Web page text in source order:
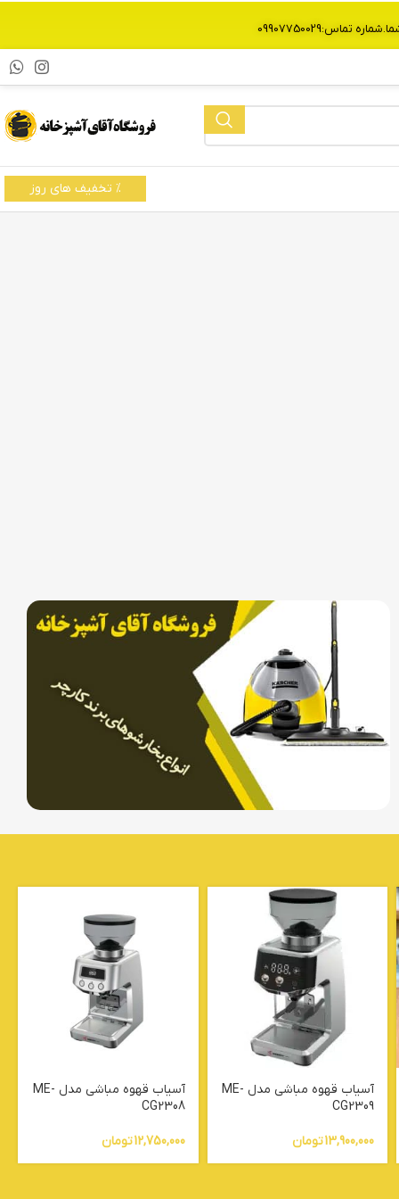
% تخفیف های روز
آسیاب قهوه مباشی مدل ME-
CG2309
13,900,000تومان
آسیاب قهوه مباشی مدل ME-
CG2308
12,750,000تومان